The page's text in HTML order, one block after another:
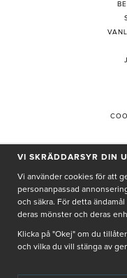
Genom att ge min e-
De uppgifter du matar
VI SKRÄDDARSYR DIN
Vi använder cookies för att
personanpassad
och säkra. För detta
deras mönster och deras
Klicka på "Okej" om du
och vilka du vill stänga av